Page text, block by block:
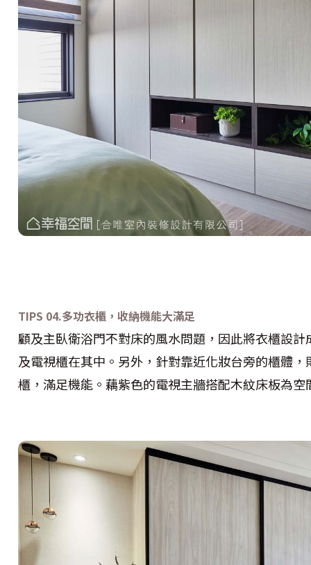
TIPS 04.多功衣櫃，收納機能大滿足
顧及主臥衛浴門不對床的風水問題，因此將衣櫃設
及電視櫃在其中。另外，針對靠近化妝台旁的櫃體
櫃，滿足機能。藕紫色的電視主牆搭配木紋床板為